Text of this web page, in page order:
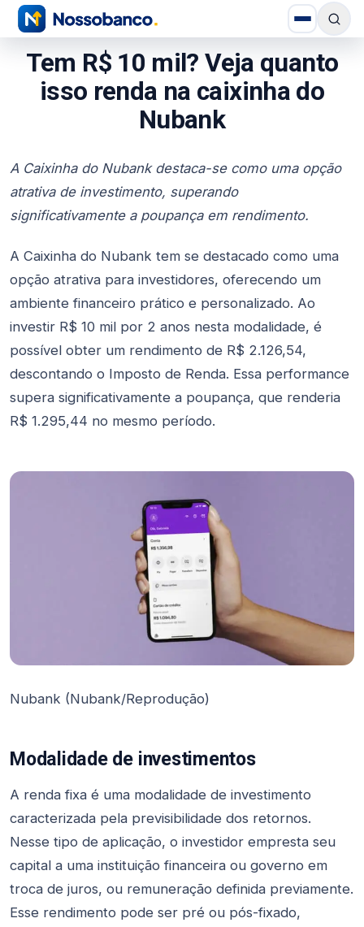
Tem R$ 10 mil? Veja quanto
isso renda na caixinha do
Nubank
A Caixinha do Nubank destaca-se como uma opção
atrativa de investimento, superando
significativamente a poupança em rendimento.
A Caixinha do Nubank tem se destacado como uma
opção atrativa para investidores, oferecendo um
ambiente financeiro prático e personalizado. Ao
investir R$ 10 mil por 2 anos nesta modalidade, é
possível obter um rendimento de R$ 2.126,54,
descontando o Imposto de Renda. Essa performance
supera significativamente a poupança, que renderia
R$ 1.295,44 no mesmo período.
Nubank (Nubank/Reprodução)
Modalidade de investimentos
A renda fixa é uma modalidade de investimento
caracterizada pela previsibilidade dos retornos.
Nesse tipo de aplicação, o investidor empresta seu
capital a uma instituição financeira ou governo em
troca de juros, ou remuneração definida previamente.
Esse rendimento pode ser pré ou pós-fixado,